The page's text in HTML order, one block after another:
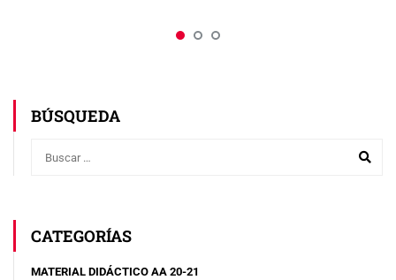
BÚSQUEDA
CATEGORÍAS
MATERIAL DIDÁCTICO AA 20-21